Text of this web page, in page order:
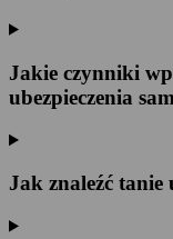
Jakie czynniki
ubezpieczenia
Jak znaleźć tanie